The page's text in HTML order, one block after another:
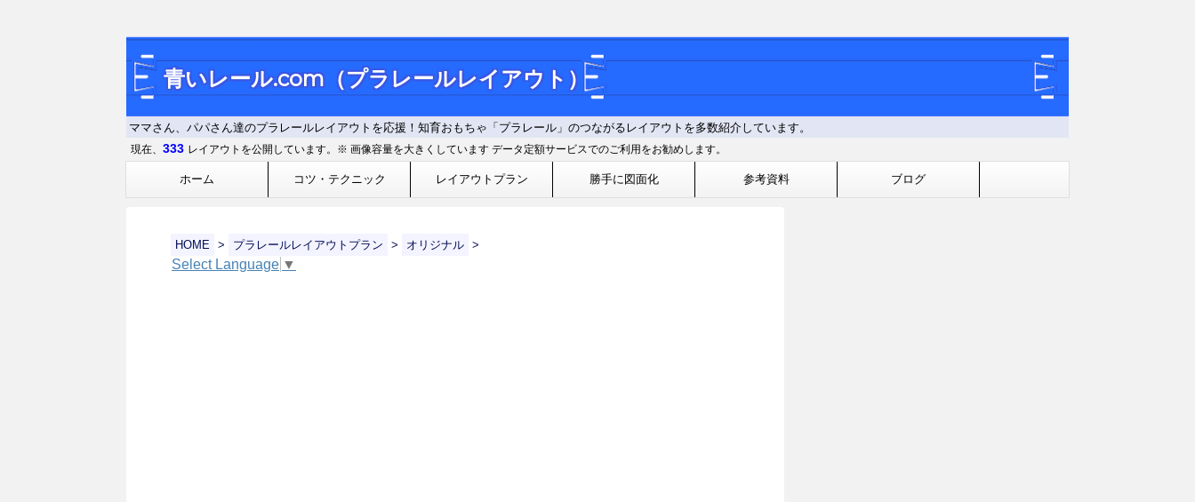
青いレール.com（プラレールレイアウト）
ママさん、パパさん達のプラレールレイアウトを応援！知育おもちゃ「プラレール」のつながるレイアウトを多数紹介しています。
現在、 333 レイアウトを公開しています。※ 画像容量を大きくしています データ定額サービスでのご利用をお勧めします。
ホーム コツ・テクニック レイアウトプラン 勝手に図面化 参考資料 ブログ
HOME > プラレールレイアウトプラン > オリジナル >
Select Language ▼